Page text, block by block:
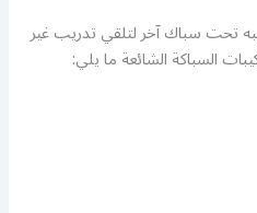
تحت سباك آخر لتلقي تدريب غير
السباكة الشائعة ما يلي: